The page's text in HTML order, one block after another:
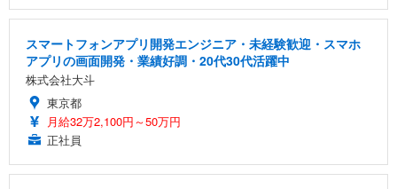
スマートフォンアプリ開発エンジニア・未経験歓迎・スマホ
アプリの画面開発・業績好調・20代30代活躍中
株式会社大斗
東京都
月給32万2,100円～50万円
正社員